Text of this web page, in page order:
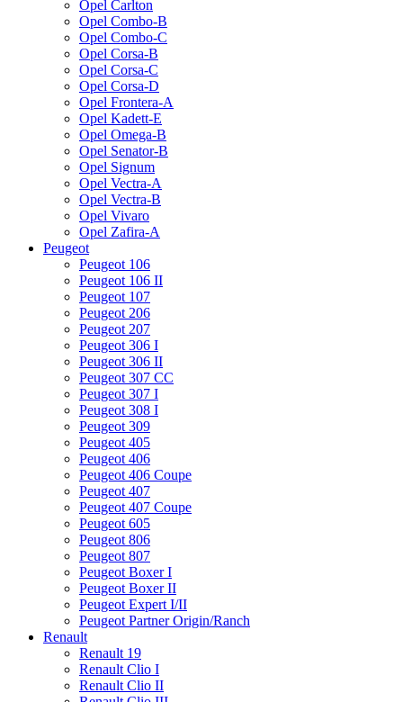
Opel Carlton
Opel Combo-B
Opel Combo-C
Opel Corsa-B
Opel Corsa-C
Opel Corsa-D
Opel Frontera-A
Opel Kadett-E
Opel Omega-B
Opel Senator-B
Opel Signum
Opel Vectra-A
Opel Vectra-B
Opel Vivaro
Opel Zafira-A
Peugeot
Peugeot 106
Peugeot 106 II
Peugeot 107
Peugeot 206
Peugeot 207
Peugeot 306 I
Peugeot 306 II
Peugeot 307 CC
Peugeot 307 I
Peugeot 308 I
Peugeot 309
Peugeot 405
Peugeot 406
Peugeot 406 Coupe
Peugeot 407
Peugeot 407 Coupe
Peugeot 605
Peugeot 806
Peugeot 807
Peugeot Boxer I
Peugeot Boxer II
Peugeot Expert I/II
Peugeot Partner Origin/Ranch
Renault
Renault 19
Renault Clio I
Renault Clio II